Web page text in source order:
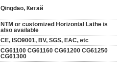
Qingdao, Китай
NTM or customized Horizontal Lathe is
also available
CE, ISO9001, BV, SGS, EAC, etc
CG61100 CG61160 CG61200 CG61250
CG61300